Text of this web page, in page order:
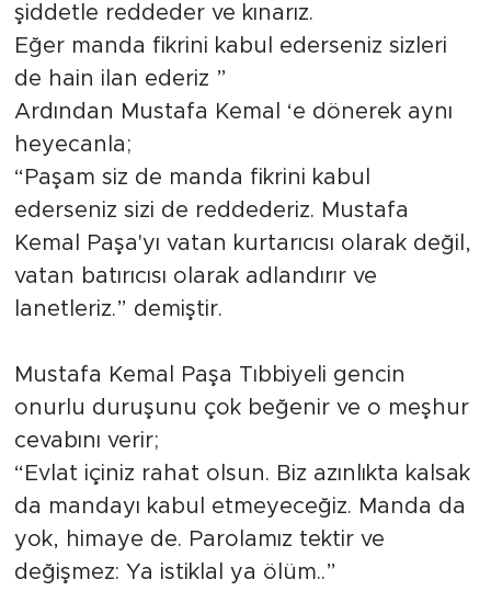
şiddetle reddeder ve kınarız.
Eğer manda fikrini kabul ederseniz sizleri
de hain ilan ederiz ”
Ardından Mustafa Kemal ‘e dönerek aynı
heyecanla;
“Paşam siz de manda fikrini kabul
ederseniz sizi de reddederiz. Mustafa
Kemal Paşa'yı vatan kurtarıcısı olarak değil,
vatan batırıcısı olarak adlandırır ve
lanetleriz.” demiştir.
Mustafa Kemal Paşa Tıbbiyeli gencin
onurlu duruşunu çok beğenir ve o meşhur
cevabını verir;
“Evlat içiniz rahat olsun. Biz azınlıkta kalsak
da mandayı kabul etmeyeceğiz. Manda da
yok, himaye de. Parolamız tektir ve
değişmez: Ya istiklal ya ölüm..”